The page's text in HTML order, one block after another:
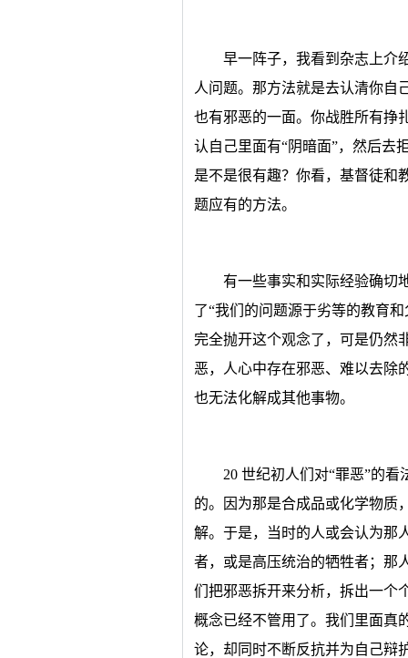
早一阵子，我看到杂志上介
人问题。那方法就是去认清你自
也有邪恶的一面。你战胜所有挣
认自己里面有“阴暗面”，然后去
是不是很有趣？你看，基督徒和
题应有的方法。
有一些事实和实际经验确切
了“我们的问题源于劣等的教育
完全抛开这个观念了，可是仍然
恶，人心中存在邪恶、难以去除
也无法化解成其他事物。
20 世纪初人们对“罪恶”的
的。因为那是合成品或化学物质
解。于是，当时的人或会认为那
者，或是高压统治的牺牲者；那
们把邪恶拆开来分析，拆出一个
概念已经不管用了。我们里面真
论，却同时不断反抗并为自己辩